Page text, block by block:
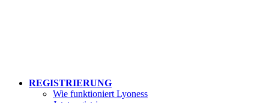
REGISTRIERUNG
Wie funktioniert Lyoness